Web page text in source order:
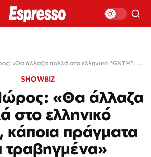
Σπύρος Πώρος: «Θα άλλαζα πολλά στο ελληνικό “GNTM”, κάποια πράγματα είναι τραβηγμένα»
SHOWBIZ
«Θα άλλαζα
στο ελληνικό
κάποια πράγματα
τραβηγμένα»